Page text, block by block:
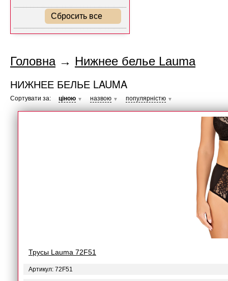
Сбросить все
Головна→ Нижнее белье Lauma
НИЖНЕЕ БЕЛЬЕ LAUMA
Сортувати за: ціною ▼ назвою ▼ популярністю ▼
Трусы Lauma 72F51
Артикул: 72F51